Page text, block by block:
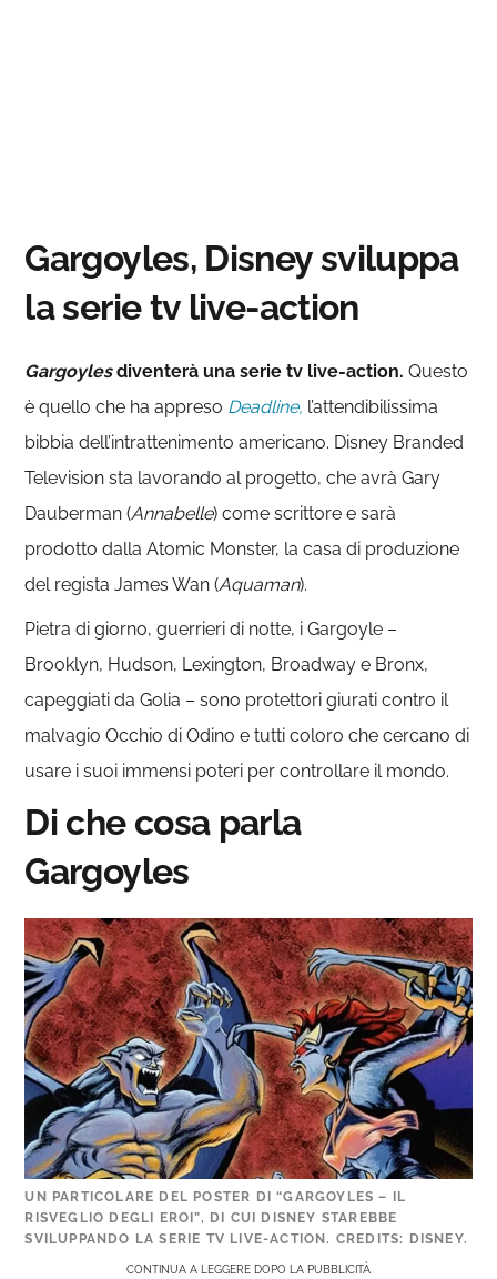
Gargoyles, Disney sviluppa
la serie tv live-action
Gargoylesdiventerà una serie tv live-action. Questo
è quello che ha appreso Deadline, l’attendibilissima
bibbia dell’intrattenimento americano. Disney Branded
Television sta lavorando al progetto, che avrà Gary
Dauberman (Annabelle) come scrittore e sarà
prodotto dalla Atomic Monster, la casa di produzione
del regista James Wan (Aquaman).
Pietra di giorno, guerrieri di notte, i Gargoyle –
Brooklyn, Hudson, Lexington, Broadway e Bronx,
capeggiati da Golia – sono protettori giurati contro il
malvagio Occhio di Odino e tutti coloro che cercano di
usare i suoi immensi poteri per controllare il mondo.
Di che cosa parla
Gargoyles
UN PARTICOLARE DEL POSTER DI “GARGOYLES – IL
RISVEGLIO DEGLI EROI”, DI CUI DISNEY STAREBBE
SVILUPPANDO LA SERIE TV LIVE-ACTION. CREDITS: DISNEY.
CONTINUA A LEGGERE DOPO LA PUBBLICITÀ